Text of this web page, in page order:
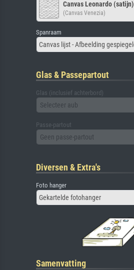
Canvas Leonardo (satijn)
(Canvas Venezia)
Spanraam
Glas & Passepartout
Glas (inclusief achterbord)
Selecteer aub
Passe-partout
Geen passe-partout
Diversen & Extra's
Foto hanger
Gekartelde fotohanger
Samenvatting